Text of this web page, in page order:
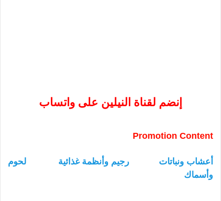
إنضم لقناة النيلين على واتساب
Promotion Content
أعشاب ونباتات رجيم وأنظمة غذائية
لحوم
وأسماك